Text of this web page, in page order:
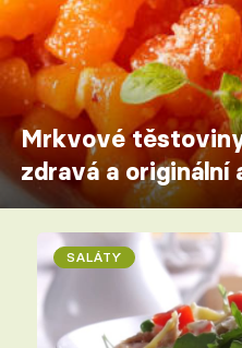
Mrkvové
zdravá a
SALÁTY